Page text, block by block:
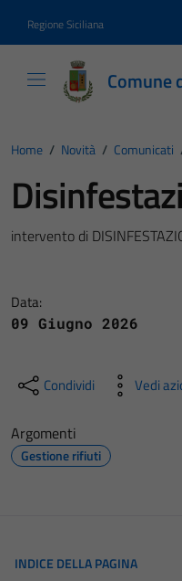
Regione Siciliana
Comune
Home / Novità / Comunicati
intervento di
Data:
09 Giugno 2026
Condividi Vedi
Argomenti
Gestione rifiuti
INDICE DELLA PAGINA